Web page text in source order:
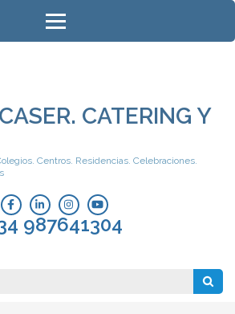
CATERING Y
Centros. Residencias. Celebraciones.
987641304
Buscar: